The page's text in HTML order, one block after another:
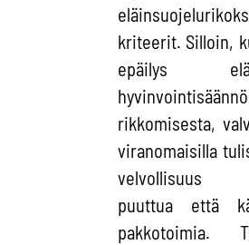
kriteerit. Silloin,
epäilys
rikkomisesta,
viranomaisilla
velvollisuus
puuttua että
pakkotoimia.